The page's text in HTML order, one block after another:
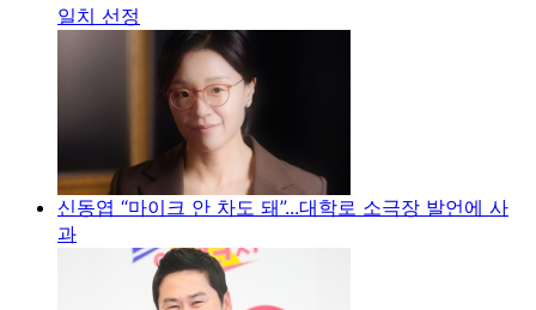
일치 선정
신동엽 “마이크 안 차도 돼”...대학로 소극장 발언에 사
과